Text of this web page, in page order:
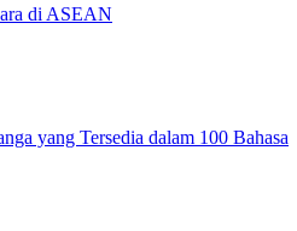
di ASEAN
yang Tersedia dalam 100 Bahasa